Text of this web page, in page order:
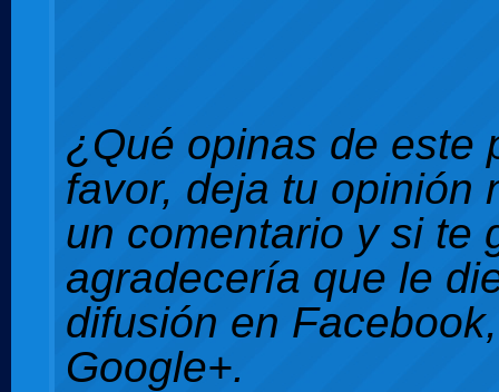
¿Qué opinas de este
favor, deja tu opinión
un comentario y si te
agradecería que le
difusión en
Google+.